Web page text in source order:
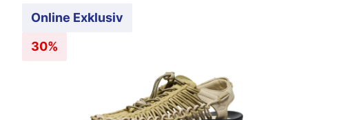
Online Exklusiv
30%